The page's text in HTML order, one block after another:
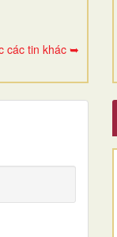
các tin khác ➥